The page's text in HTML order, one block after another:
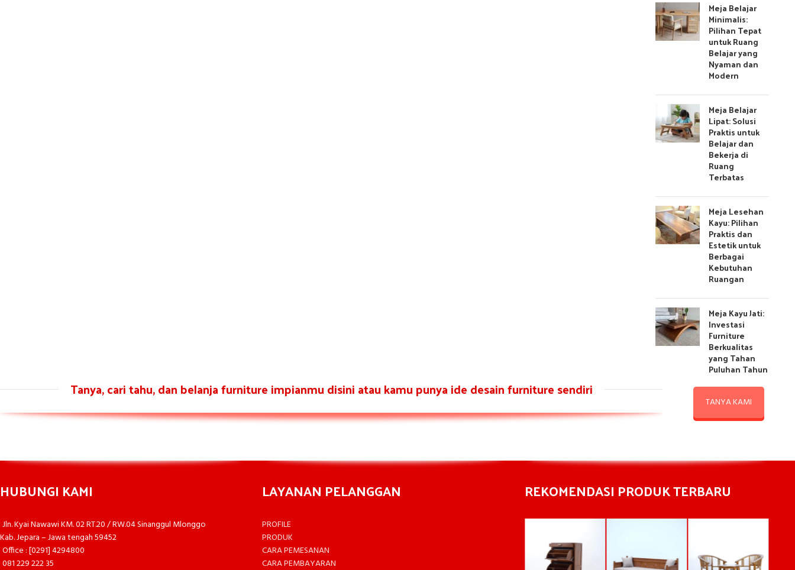
Meja Belajar
Minimalis:
Pilihan Tepat
untuk Ruang
Belajar yang
Nyaman dan
Modern
Meja Belajar
Lipat: Solusi
Praktis untuk
Belajar dan
Bekerja di
Ruang
Terbatas
Meja Lesehan
Kayu: Pilihan
Praktis dan
Estetik untuk
Berbagai
Kebutuhan
Ruangan
Meja Kayu Jati:
Investasi
Furniture
Berkualitas
yang Tahan
Puluhan Tahun
Tanya, cari tahu, dan belanja furniture impianmu disini atau kamu punya ide desain furniture sendiri
TANYA KAMI
HUBUNGI KAMI
Jln. Kyai Nawawi KM. 02 RT.20 / RW.04 Sinanggul Mlonggo
Kab. Jepara – Jawa tengah 59452
Office : [0291] 4294800
081 229 222 35
LAYANAN PELANGGAN
PROFILE
PRODUK
CARA PEMESANAN
CARA PEMBAYARAN
REKOMENDASI PRODUK TERBARU